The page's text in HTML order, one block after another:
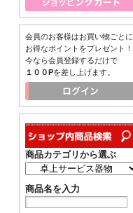
会員のお客様はお買い物ごとに
お得なポイントをプレゼント！
今なら会員登録するだけで
１００Pを差し上げます。
商品カテゴリから選ぶ
商品名を入力